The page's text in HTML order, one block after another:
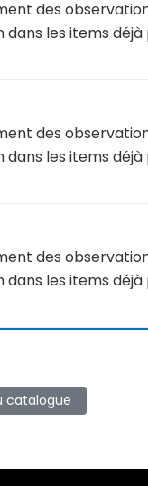
des
les items déjà
des
les items déjà
des
les items déjà
catalogue